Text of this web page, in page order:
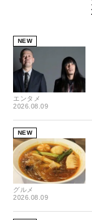
NEW
エンタメ
2026.08.09
NEW
グルメ
2026.08.09